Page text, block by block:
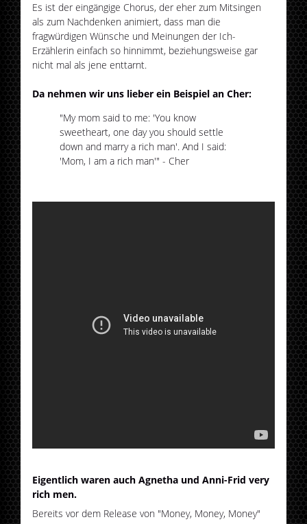
Es ist der eingängige Chorus, der eher zum Mitsingen
als zum Nachdenken animiert, dass man die
fragwürdigen Wünsche und Meinungen der Ich-
Erzählerin einfach so hinnimmt, beziehungsweise gar
nicht mal als jene enttarnt.
Da nehmen wir uns lieber ein Beispiel an Cher:
"My mom said to me: 'You know
sweetheart, one day you should settle
down and marry a rich man'. And I said:
'Mom, I am a rich man'" - Cher
Eigentlich waren auch Agnetha und Anni-Frid very
rich men.
Bereits vor dem Release von "Money, Money, Money"